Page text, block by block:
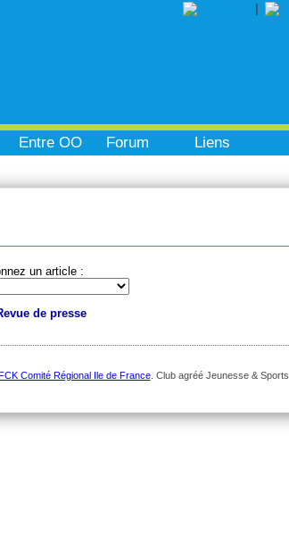
Entre OO Forum Liens
un article :
Comité Régional Ile de France. Club agréé Jeunesse & Sports